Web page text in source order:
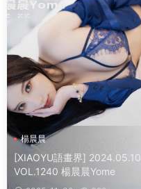
楊晨晨
[XIAOYU語畫界] 2024.05.10
VOL.1240 楊晨晨Yome